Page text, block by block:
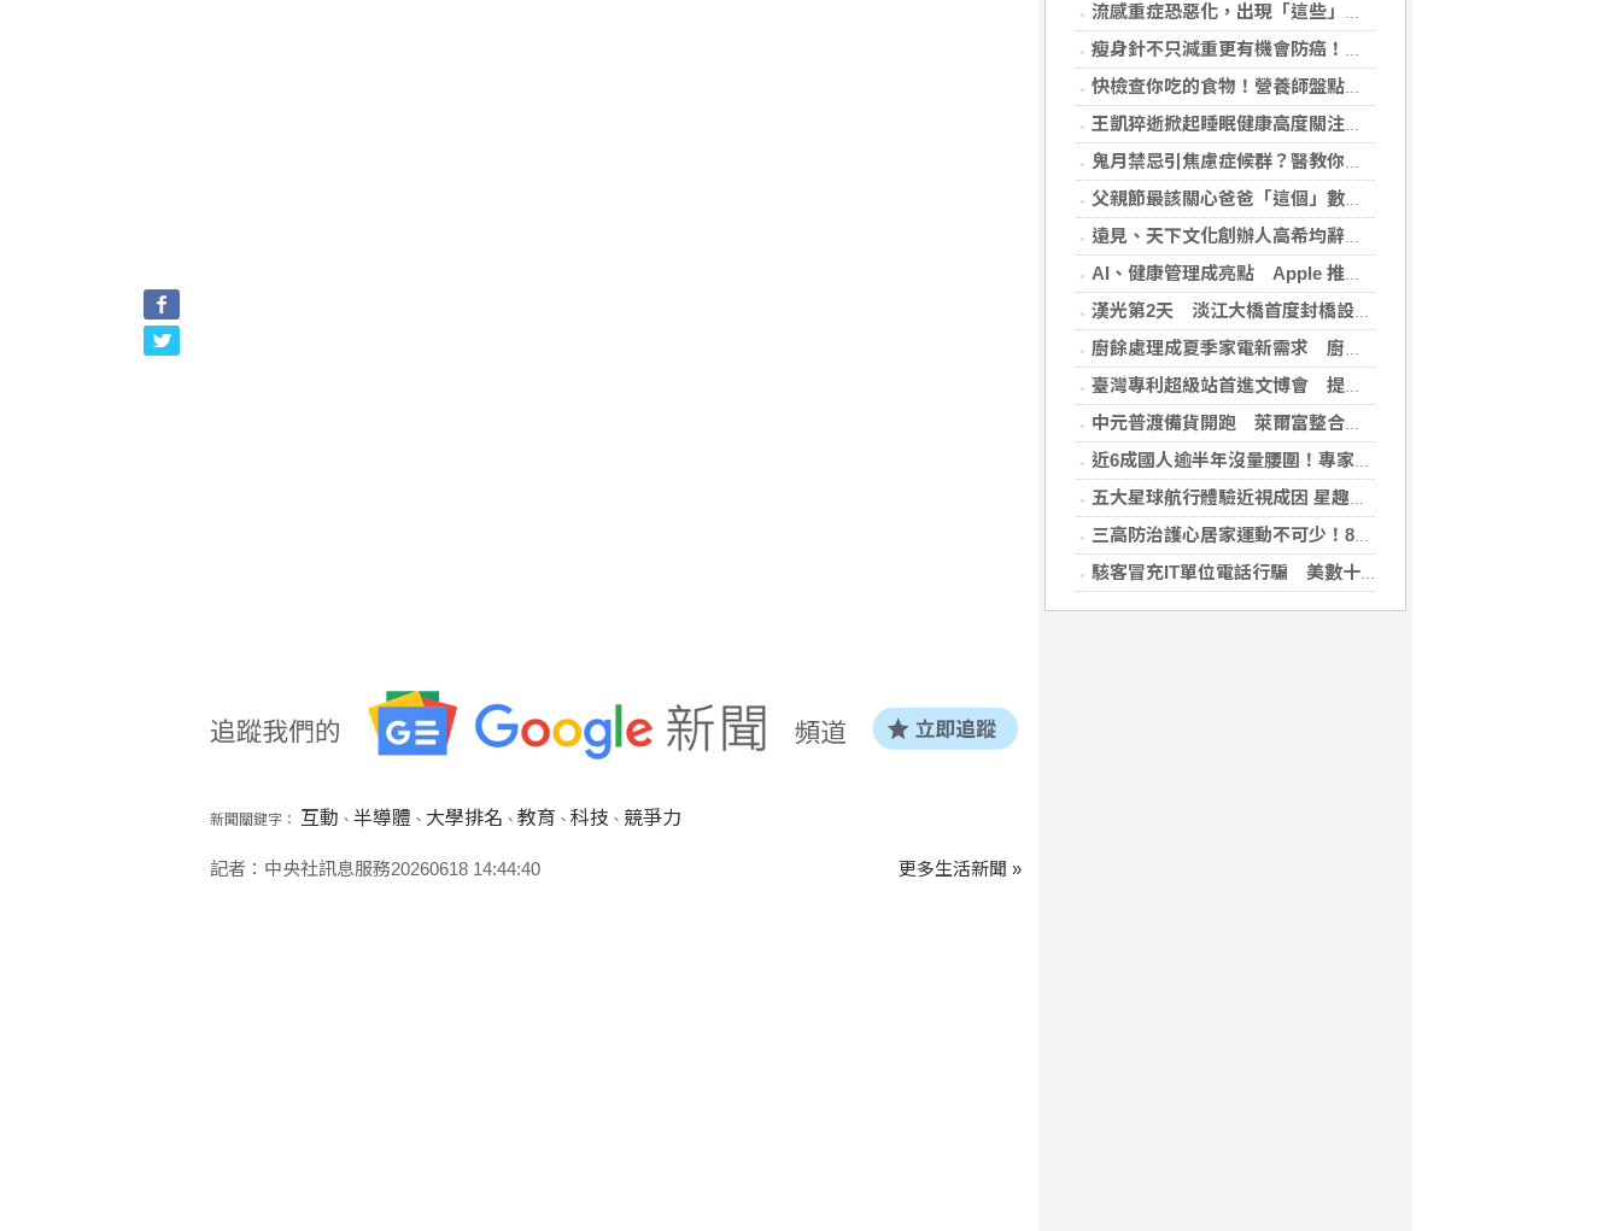
流感重症恐惡化，出現「這些」症狀別再等！醫籲：別因非流感季就掉以輕心
瘦身針不只減重更有機會防癌！無糖尿病肥胖者使用GLP-1藥物 罹癌風險顯著下降
快檢查你吃的食物！營養師盤點「5大反式脂肪來源」跟你想的不同
王凱猝逝掀起睡眠健康高度關注！醫籲：最危險的不是熬夜，而是「這個」錯覺
鬼月禁忌引焦慮症候群？醫教你破除強迫症狀與焦慮迷思
父親節最該關心爸爸「這個」數字！中西醫聯手揪出三高危機
遠見、天下文化創辦人高希均辭世 留下華人世界珍貴思想遺產
AI、健康管理成亮點 Apple 推薦多元裝置迎接父親
漢光第2天 淡江大橋首度封橋設3防線阻敵直衝中樞
廚餘處理成夏季家電新需求 廚餘機優惠搭地方補助最高省近萬元
臺灣專利超級站首進文博會 提供免費智財諮詢助創作者護創意
中元普渡備貨開跑 萊爾富整合祭拜供品與民生補貨需求
近6成國人逾半年沒量腰圍！專家籲每月量1次 幫助揪出代謝症候群
五大星球航行體驗近視成因 星趣控「視覺星球挑戰2.0」動手又動腦
三高防治護心居家運動不可少！888知能宣導互動遊戲，掌握自己的健康密碼
駭客冒充IT單位電話行騙 美數十家金融機構成目標
新聞關鍵字： 互動 、 半導體 、 大學排名 、 教育 、 科技 、 競爭力
記者：中央社訊息服務20260618 14:44:40 更多生活新聞 »